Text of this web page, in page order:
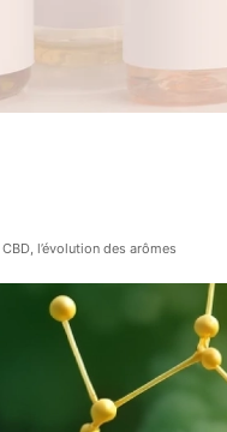
l’évolution des arômes